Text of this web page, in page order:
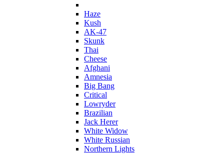
Haze
Kush
AK-47
Skunk
Thai
Cheese
Afghani
Amnesia
Big Bang
Critical
Lowryder
Brazilian
Jack Herer
White Widow
White Russian
Northern Lights